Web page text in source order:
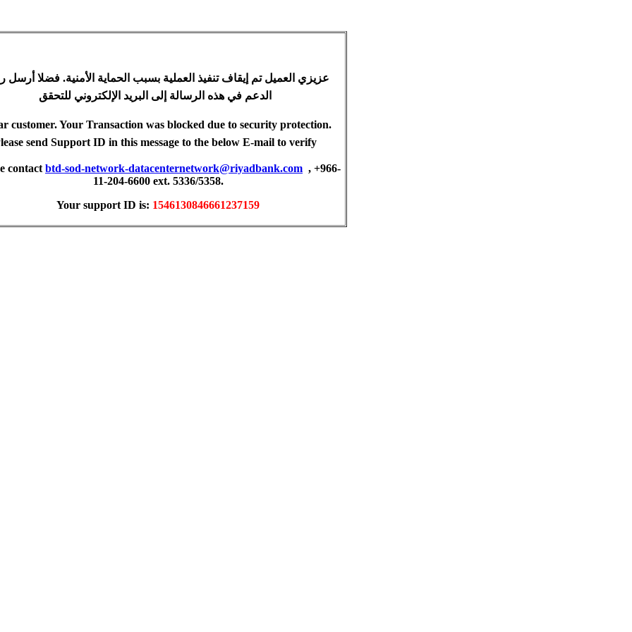
عزيزي العميل تم إيقاف تنفيذ العملية بسبب الحماية الأمنية. فضلا أرسل
customer. Your Transaction was blocked due to security protection.
send Support ID in this message to the below E-mail to verify
contact btd-sod-network-datacenternetwork@riyadbank.com , +966-
11-204-6600 ext. 5336/5358.
Your support ID is: 1546130846661237159